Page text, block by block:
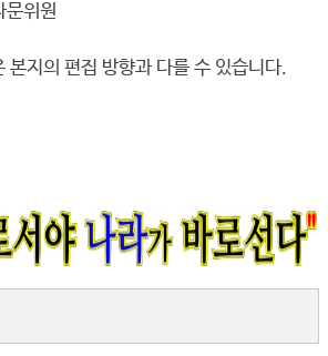
문위원
지의 편집 방향과 다를 수 있습니다.